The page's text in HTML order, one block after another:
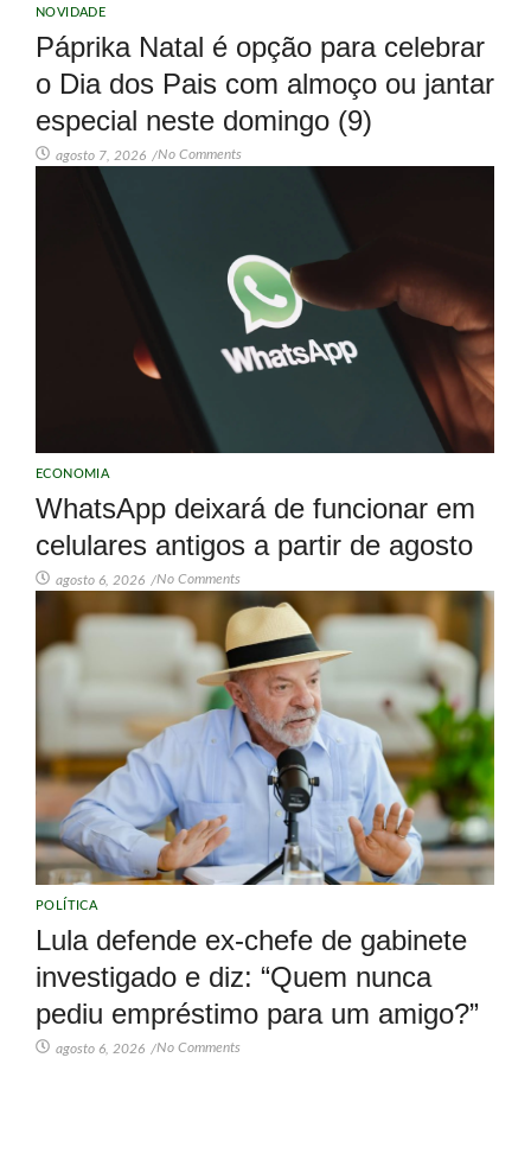
NOVIDADE
Páprika Natal é opção para celebrar
o Dia dos Pais com almoço ou jantar
especial neste domingo (9)
agosto 7, 2026 /No Comments
ECONOMIA
WhatsApp deixará de funcionar em
celulares antigos a partir de agosto
agosto 6, 2026 /No Comments
POLÍTICA
Lula defende ex-chefe de gabinete
investigado e diz: “Quem nunca
pediu empréstimo para um amigo?”
agosto 6, 2026 /No Comments